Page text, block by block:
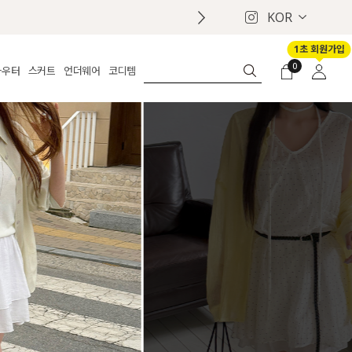
KOR
터
건
켓
/집업
트
딩
스커트
롱
데님
린넨
미니/미디
팬츠 스커트
언더웨어
보정웨어
브라
팬티
인견
나시/속바지
파자마
ETC
세트
코디템
MADE
신상
벨트
슈즈
백
쥬얼리
액세서리
양말/스타킹
세트
0
1초 회원가입
회원가입
마이페이지